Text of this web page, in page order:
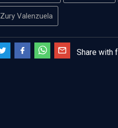
Zury Valenzuela
Share with